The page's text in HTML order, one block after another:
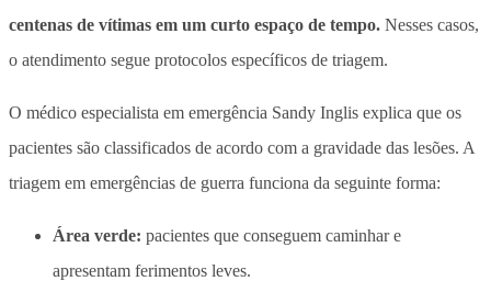
centenas de vítimas em um curto espaço de tempo. Nesses casos,
o atendimento segue protocolos específicos de triagem.
O médico especialista em emergência Sandy Inglis explica que os
pacientes são classificados de acordo com a gravidade das lesões. A
triagem em emergências de guerra funciona da seguinte forma:
Área verde: pacientes que conseguem caminhar e
apresentam ferimentos leves.